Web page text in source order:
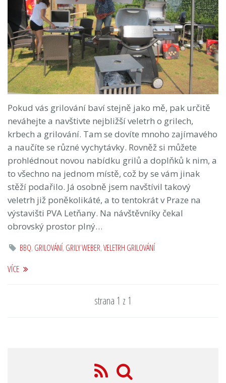
Pokud vás grilování baví stejně jako mě, pak určitě
neváhejte a navštivte nejbližší veletrh o grilech,
krbech a grilování. Tam se dovíte mnoho zajímavého
a naučíte se různé vychytávky. Rovněž si můžete
prohlédnout novou nabídku grilů a doplňků k nim, a
to všechno na jednom místě, což by se vám jinak
stěží podařilo. Já osobně jsem navštívil takový
veletrh již poněkolikáté, a to tentokrát v Praze na
výstavišti PVA Letňany. Na návštěvníky čekal
obrovský prostor plný…
BBQ,GRILOVÁNÍ,GRILY WEBER,VELETRH GRILOVÁNÍ
VÍCE
strana 1 z 1